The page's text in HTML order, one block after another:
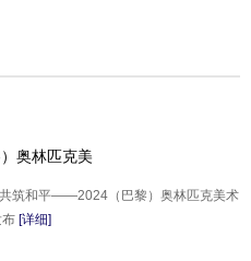
奥林匹克美
筑和平——2024（巴黎）奥林匹克美术
布 [详细]